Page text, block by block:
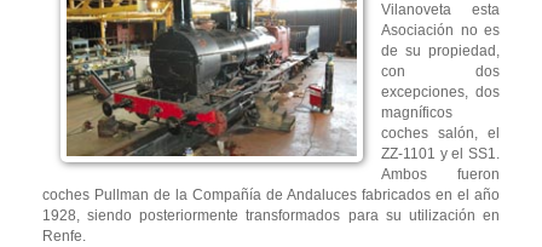
Vilanoveta esta
Asociación no es
de su propiedad,
con dos
excepciones, dos
magníficos
coches salón, el
ZZ-1101 y el SS1.
Ambos fueron
coches Pullman de la Compañía de Andaluces fabricados en el año
1928, siendo posteriormente transformados para su utilización en
Renfe.